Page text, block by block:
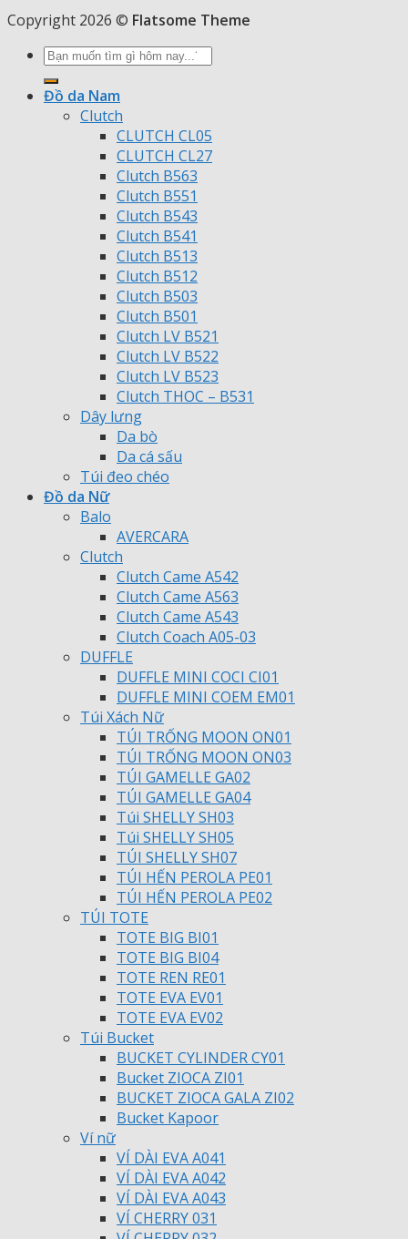
Copyright 2026 © Flatsome Theme
Tìm
kiếm:
Đồ da Nam
Clutch
CLUTCH CL05
CLUTCH CL27
Clutch B563
Clutch B551
Clutch B543
Clutch B541
Clutch B513
Clutch B512
Clutch B503
Clutch B501
Clutch LV B521
Clutch LV B522
Clutch LV B523
Clutch THOC – B531
Dây lưng
Da bò
Da cá sấu
Túi đeo chéo
Đồ da Nữ
Balo
AVERCARA
Clutch
Clutch Came A542
Clutch Came A563
Clutch Came A543
Clutch Coach A05-03
DUFFLE
DUFFLE MINI COCI CI01
DUFFLE MINI COEM EM01
Túi Xách Nữ
TÚI TRỐNG MOON ON01
TÚI TRỐNG MOON ON03
TÚI GAMELLE GA02
TÚI GAMELLE GA04
Túi SHELLY SH03
Túi SHELLY SH05
TÚI SHELLY SH07
TÚI HẾN PEROLA PE01
TÚI HẾN PEROLA PE02
TÚI TOTE
TOTE BIG BI01
TOTE BIG BI04
TOTE REN RE01
TOTE EVA EV01
TOTE EVA EV02
Túi Bucket
BUCKET CYLINDER CY01
Bucket ZIOCA ZI01
BUCKET ZIOCA GALA ZI02
Bucket Kapoor
Ví nữ
VÍ DÀI EVA A041
VÍ DÀI EVA A042
VÍ DÀI EVA A043
VÍ CHERRY 031